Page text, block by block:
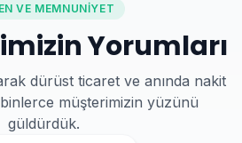
VE MEMNUNIYET
Yorumları
dürüst ticaret ve anında nakit
müşterimizin yüzünü
güldürdük.